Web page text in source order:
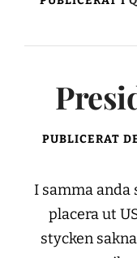
PUBLICERAT
I samma
placera ut
stycken